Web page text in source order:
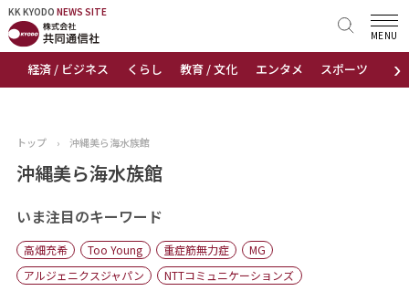
KK KYODO NEWS SITE
›
経済 / ビジネス くらし 教育 / 文化 エンタメ スポーツ 地域
MENU
KK KYODONEWS SITE
トップページ
ニュース
おすすめコンテンツ
出版物
トップ › 沖縄美ら海水族館
沖縄美ら海水族館
いま注目のキーワード
高畑充希 Too Young 重症筋無力症
MG
アルジェニクスジャパン
NTTコミュニケーションズ